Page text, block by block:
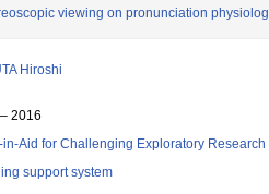
viewing on pronunciation
Hiroshi
2016
in-Aid for Challenging Exploratory Research
support system